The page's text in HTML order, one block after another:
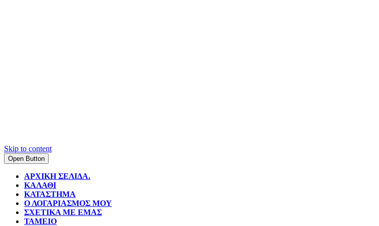
Skip to content
Open Button
ΑΡΧΙΚΉ ΣΕΛΊΔΑ.
ΚΑΛΆΘΙ
ΚΑΤΆΣΤΗΜΑ
Ο ΛΟΓΑΡΙΑΣΜΌΣ ΜΟΥ
ΣΧΕΤΙΚΆ ΜΕ ΕΜΆΣ
ΤΑΜΕΊΟ